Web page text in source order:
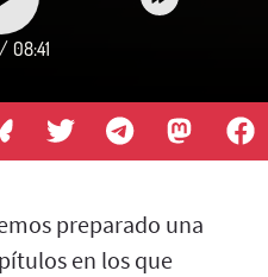
/ 08:41
preparado una
en los que